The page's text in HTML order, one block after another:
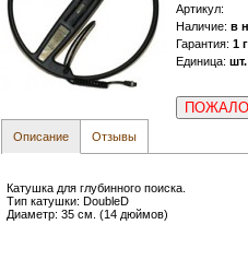
Артикул:
Наличие: в
Гарантия: 1
Единица: шт.
Описание Отзывы
Катушка для глубинного поиска.
Тип катушки: DoubleD
Диаметр: 35 см. (14 дюймов)